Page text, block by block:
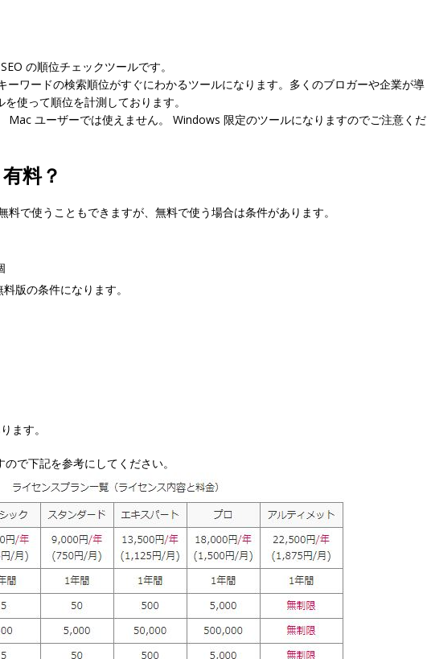
の順位チェックツールです。
ーワードの検索順位がすぐにわかるツールになります。多くのブロガーや企業が導
使って順位を計測しております。
Mac ユーザーでは使えません。 Windows 限定のツールになりますのでご注意くだ
料？
料で使うこともできますが、無料で使う場合は条件があります。
版の条件になります。
ます。
で下記を参考にしてください。